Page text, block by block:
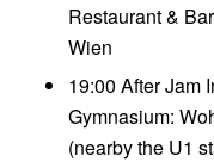
Restaurant &
Wien
19:00 After Jam
Gymnasium:
(nearby the U1